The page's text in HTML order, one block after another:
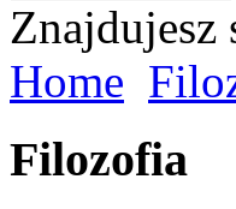
Znajdujesz
Home
Filozofia